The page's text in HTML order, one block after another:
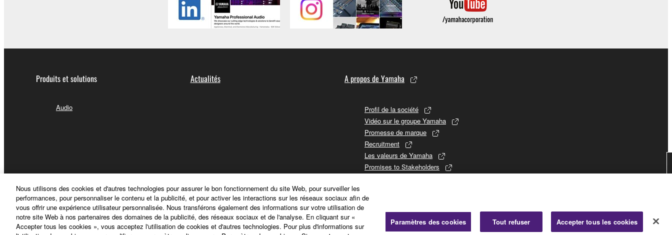
Produits et solutions
Audio
Actualités A propos de Yamaha
Profil de la société
Vidéo sur le groupe Yamaha
Promesse de marque
Recruitment
Les valeurs de Yamaha
Promises to Stakeholders
Sustainability
Nous utilisons des cookies et d'autres technologies pour assurer le bon fonctionnement du site Web, pour surveiller les
performances, pour personnaliser le contenu et la publicité, et pour activer les interactions sur les réseaux sociaux afin de
vous offrir une expérience utilisateur personnalisée. Nous transférons également des informations sur votre utilisation de
notre site Web à nos partenaires des domaines de la publicité, des réseaux sociaux et de l'analyse. En cliquant sur «
Accepter tous les cookies », vous acceptez l'utilisation de cookies et d'autres technologies. Pour plus d'informations sur
Paramètres des cookies Tout refuser Accepter tous les cookies